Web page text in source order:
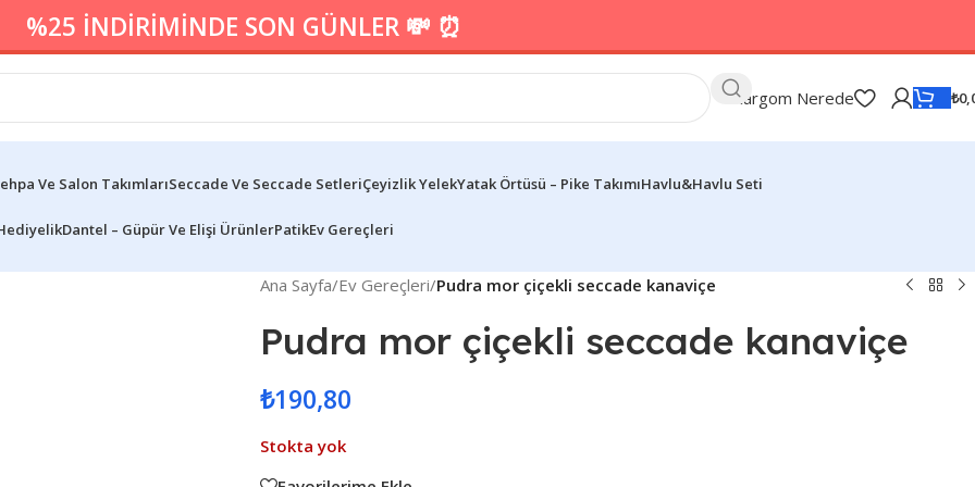
%25 İNDİRİMİNDE SON GÜNLER 💸 ⏰
Kargom Nerede ₺
Ve Salon TakımlarıSeccade Ve Seccade SetleriÇeyizlik YelekYatak Örtüsü – Pike TakımıHavlu&Havlu Seti
Dantel – Güpür Ve Elişi ÜrünlerPatikEv Gereçleri
Ana Sayfa/Ev Gereçleri/Pudra mor çiçekli seccade kanaviçe
Pudra mor çiçekli seccade kanaviçe
₺190,80
Stokta yok